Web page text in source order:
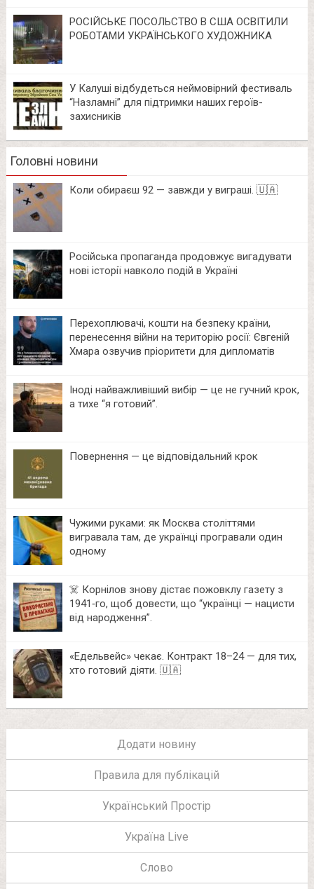
РОСІЙСЬКЕ ПОСОЛЬСТВО В США ОСВІТИЛИ
РОБОТАМИ УКРАЇНСЬКОГО ХУДОЖНИКА
У Калуші відбудеться неймовірний фестиваль
“Назламні” для підтримки наших героїв-
захисників
Головні новини
Коли обираєш 92 — завжди у виграші. 🇺🇦
Російська пропаганда продовжує вигадувати
нові історії навколо подій в Україні
Перехоплювачі, кошти на безпеку країни,
перенесення війни на територію росії: Євгеній
Хмара озвучив пріоритети для дипломатів
Іноді найважливіший вибір — це не гучний крок,
а тихе “я готовий”.
Повернення — це відповідальний крок
Чужими руками: як Москва століттями
вигравала там, де українці програвали один
одному
☠️ Корнілов знову дістає пожовклу газету з
1941‑го, щоб довести, що “українці — нацисти
від народження”.
«Едельвейс» чекає. Контракт 18–24 — для тих,
хто готовий діяти. 🇺🇦
Додати новину
Правила для публікацій
Український Простір
Україна Live
Слово